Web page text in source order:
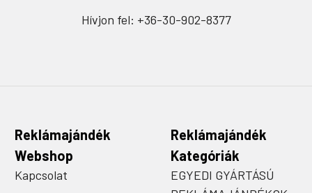
Hívjon fel: +36-30-902-8377
Reklámajándék
Webshop
Kapcsolat
Reklámajándék
Kategóriák
EGYEDI GYÁRTÁSÚ